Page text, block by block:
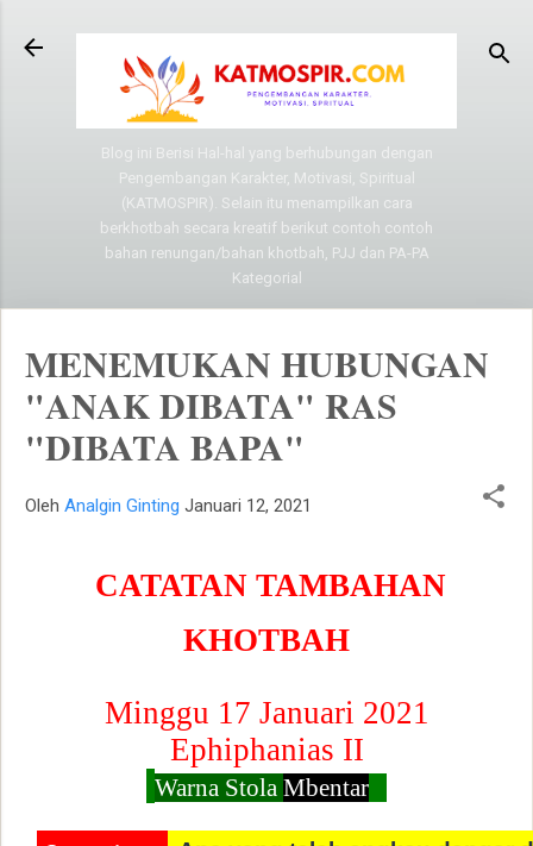
Langsung ke konten utama
Blog ini Berisi Hal-hal yang berhubungan dengan
Pengembangan Karakter, Motivasi, Spiritual
(KATMOSPIR). Selain itu menampilkan cara
berkhotbah secara kreatif berikut contoh contoh
bahan renungan/bahan khotbah, PJJ dan PA-PA
Kategorial
MENEMUKAN HUBUNGAN
"ANAK DIBATA" RAS
"DIBATA BAPA"
Oleh Analgin Ginting Januari 12, 2021
CATATAN TAMBAHAN
KHOTBAH
Minggu 17 Januari 2021
Ephiphanias II
Warna Stola Mbentar